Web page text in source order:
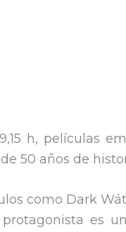
h, películas
50 años de
como Dark
es